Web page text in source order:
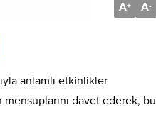
A+ A-
anlamlı etkinlikler
davet ederek, bu